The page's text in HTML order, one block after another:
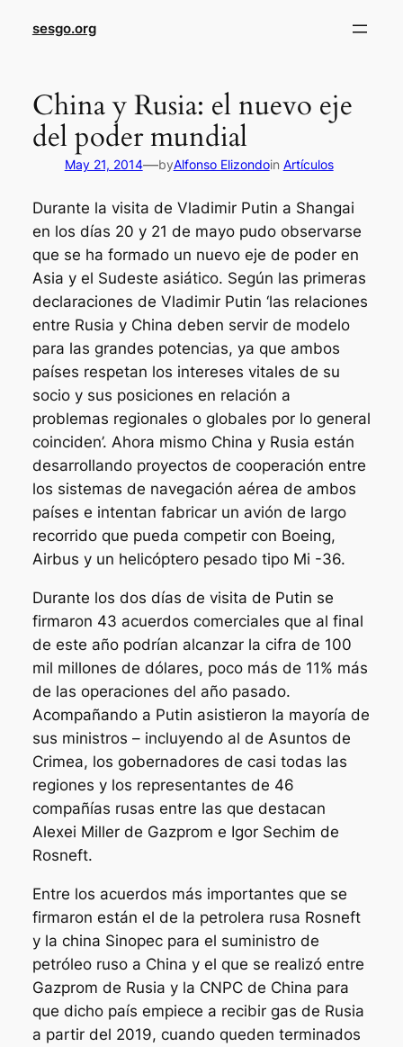
sesgo.org
China y Rusia: el nuevo eje
del poder mundial
May 21, 2014—byAlfonso Elizondoin Artículos
Durante la visita de Vladimir Putin a Shangai
en los días 20 y 21 de mayo pudo observarse
que se ha formado un nuevo eje de poder en
Asia y el Sudeste asiático. Según las primeras
declaraciones de Vladimir Putin ‘las relaciones
entre Rusia y China deben servir de modelo
para las grandes potencias, ya que ambos
países respetan los intereses vitales de su
socio y sus posiciones en relación a
problemas regionales o globales por lo general
coinciden’. Ahora mismo China y Rusia están
desarrollando proyectos de cooperación entre
los sistemas de navegación aérea de ambos
países e intentan fabricar un avión de largo
recorrido que pueda competir con Boeing,
Airbus y un helicóptero pesado tipo Mi -36.
Durante los dos días de visita de Putin se
firmaron 43 acuerdos comerciales que al final
de este año podrían alcanzar la cifra de 100
mil millones de dólares, poco más de 11% más
de las operaciones del año pasado.
Acompañando a Putin asistieron la mayoría de
sus ministros – incluyendo al de Asuntos de
Crimea, los gobernadores de casi todas las
regiones y los representantes de 46
compañías rusas entre las que destacan
Alexei Miller de Gazprom e Igor Sechim de
Rosneft.
Entre los acuerdos más importantes que se
firmaron están el de la petrolera rusa Rosneft
y la china Sinopec para el suministro de
petróleo ruso a China y el que se realizó entre
Gazprom de Rusia y la CNPC de China para
que dicho país empiece a recibir gas de Rusia
a partir del 2019, cuando queden terminados